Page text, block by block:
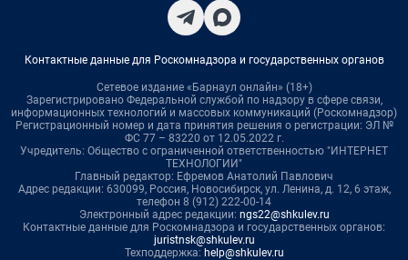
Контактные данные для Роскомнадзора и государственных органов
Сетевое издание «Барнаул онлайн» (18+)
Зарегистрировано Федеральной службой по надзору в сфере связи,
информационных технологий и массовых коммуникаций (Роскомнадзор)
Регистрационный номер и дата принятия решения о регистрации: ЭЛ №
ФС 77 – 83220 от 12.05.2022 г.
Учредитель: Общество с ограниченной ответственностью "ИНТЕРНЕТ
ТЕХНОЛОГИИ"
Главный редактор: Ефремов Анатолий Павлович
Адрес редакции: 630099, Россия, Новосибирск, ул. Ленина, д. 12, 6 этаж,
телефон 8 (912) 222-00-14
Электронный адрес редакции: ngs22@shkulev.ru
Контактные данные для Роскомнадзора и государственных органов:
juristnsk@shkulev.ru
Техподдержка: help@shkulev.ru